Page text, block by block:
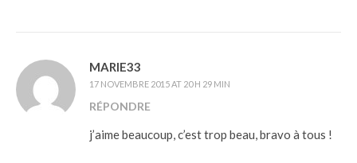
MARIE33
17 NOVEMBRE 2015 AT 20 H 29 MIN
RÉPONDRE
j’aime beaucoup, c’est trop beau, bravo à tous !